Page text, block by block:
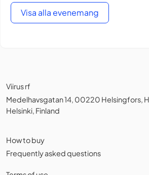
Visa alla evenemang
Viirus rf
Medelhavsgatan 14, 00220 Helsingfors,
Helsinki, Finland
How to buy
Frequently asked questions